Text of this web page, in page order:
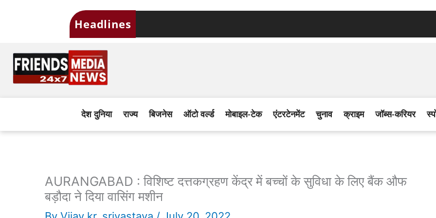
Headlines
देश दुनिया राज्य बिजनेस ऑटो वर्ल्ड मोबाइल-टेक एंटरटेनमेंट चुनाव क्राइम जॉब्स-करियर
AURANGABAD : विशिष्ट दत्तकग्रहण केंद्र में बच्चों के सुविधा के लिए बैंक औफ
बड़ौदा ने दिया वासिंग मशीन